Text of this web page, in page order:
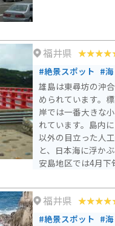
福井県
#絶景スポット #
雄島は東尋坊の沖
められています。
岸では一番大きな
れています。島内
以外の目立った人
と、日本海に浮かぶ小島
安島地区では4月下
の香りに包まれま
上がるとヤブニッ
た雰囲気を感じる
福井県
#絶景スポット #